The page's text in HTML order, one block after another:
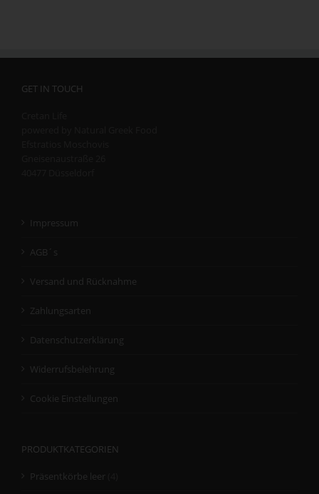
GET IN TOUCH
Impressum
AGB´s
Versand und Rücknahme
Zahlungsarten
Datenschutzerklärung
Widerrufsbelehrung
Cookie Einstellungen
PRODUKTKATEGORIEN
Präsentkörbe leer